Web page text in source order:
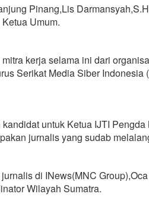
Pinang,Lis
Umum.
kerja selama ini dari
Serikat Media Siber Indonesia
untuk Ketua IJTI
jurnalis yang sudab
di INews(MNC
Wilayah Sumatra.